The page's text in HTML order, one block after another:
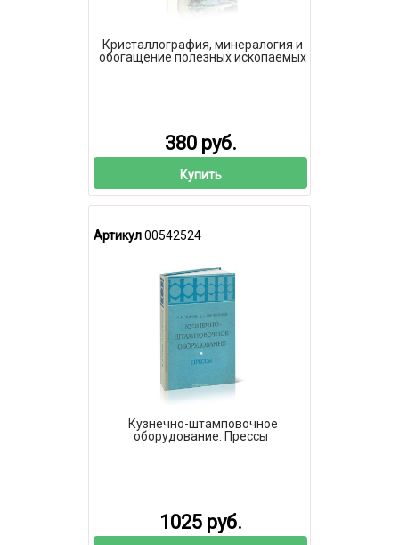
Кристаллография, минералогия и
обогащение полезных ископаемых
380 руб.
Купить
Артикул00542524
Кузнечно-штамповочное
оборудование. Прессы
1025 руб.